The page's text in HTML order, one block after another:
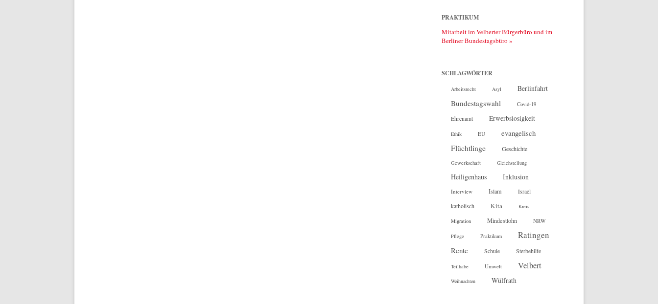
PRAKTIKUM
Mitarbeit im Velberter Bürgerbüro und im
Berliner Bundestagsbüro »
SCHLAGWÖRTER
Arbeitsrecht Asyl Berlinfahrt
Bundestagswahl Covid-19
Ehrenamt Erwerbslosigkeit
Ethik EU evangelisch
Flüchtlinge Geschichte
Gewerkschaft Gleichstellung
Heiligenhaus Inklusion
Interview Islam Israel
katholisch Kita Kreis
Migration Mindestlohn NRW
Pflege Praktikum Ratingen
Rente Schule Sterbehilfe
Teilhabe Umwelt Velbert
Weihnachten Wülfrath